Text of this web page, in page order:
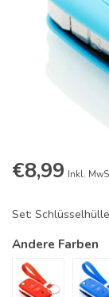
€8,99 Inkl.
Set:
Andere Farben